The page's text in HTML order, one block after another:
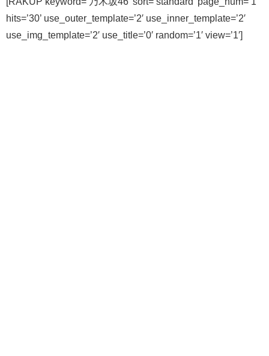
hits=’30’ use_outer_template=’2′ use_inner_template=’2′
use_img_template=’2′ use_title=’0′ random=’1′ view=’1′]